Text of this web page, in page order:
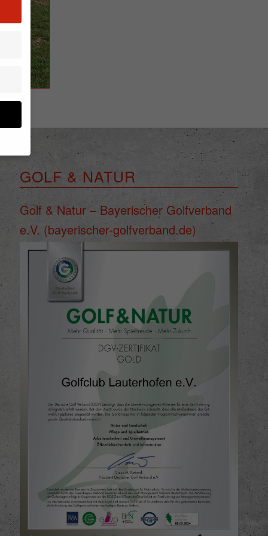
GOLF & NATUR
Golf & Natur – Bayerischer Golfverband
e.V. (bayerischer-golfverband.de)